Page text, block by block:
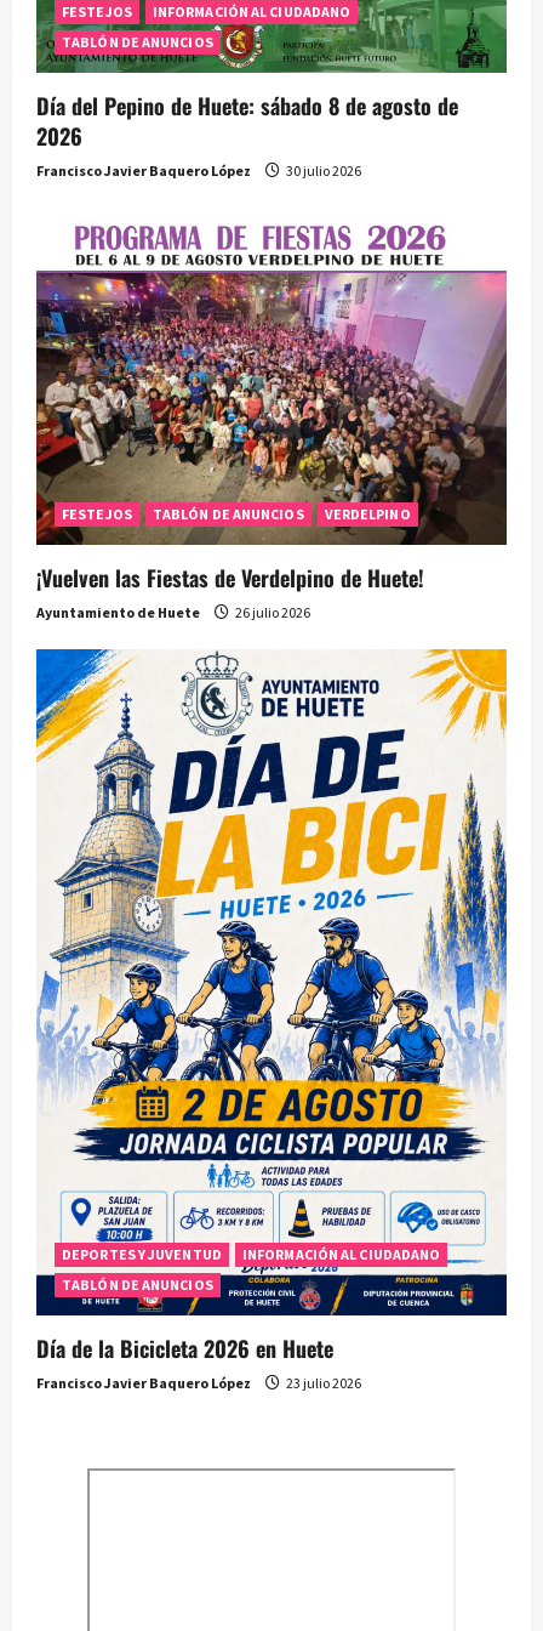
a
s
FESTEJOS
INFORMACIÓN AL CIUDADANO
TABLÓN DE ANUNCIOS
Día del Pepino de Huete: sábado 8 de agosto de
2026
Francisco Javier Baquero López 30 julio 2026
FESTEJOS TABLÓN DE ANUNCIOS VERDELPINO
¡Vuelven las Fiestas de Verdelpino de Huete!
Ayuntamiento de Huete 26 julio 2026
DEPORTES Y JUVENTUD
INFORMACIÓN AL CIUDADANO
TABLÓN DE ANUNCIOS
Día de la Bicicleta 2026 en Huete
Francisco Javier Baquero López 23 julio 2026